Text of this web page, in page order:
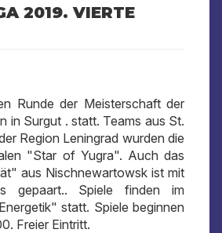
2019. VIERTE
Runde der Meisterschaft der
in Surgut . statt. Teams aus St.
Region Leningrad wurden die
"Star of Yugra". Auch das
aus Nischnewartowsk ist mit
gepaart.. Spiele finden im
statt. Spiele beginnen
Freier Eintritt.